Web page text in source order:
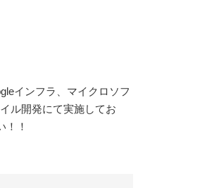
インフラ、マイクロソフ
ル開発にて実施してお
！！